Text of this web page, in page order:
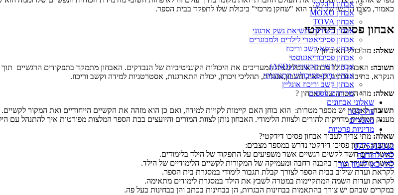
אבחון דידקטי
אבחון MOXO
אבחון TOVA
אבחון כשירות לנשיאת נשק ארגוני
אבחון פסיכיאטרי לילדים ולמבוגרים
אבחון רופא קשב וריכוז
אבחון פסיכודיאגנוסטי
אבחון קשיי תקשורת (ASD)
אבחון נוירו-פסיכולוגי התנהגותי
אבחון קשב וריכוז אונליין
שרותים נוספים
שאלוני אבחונים
צרו קשר
מאמרים
מדיניות פרטיות
0775315312
לחץ להודעה
לחץ כאן לזימון תור
כאמור, מצבו הרגשי של הילד הוא "שחקן מרכזי" ביכולת שלו לתפקד בבית הספר.
אבחון פסיכו דידקטי
שאלה: מה כולל האיבחון ?
תשובה: האבחון כולל מבחני אינטליגנציה המעריכים את היכולות הקוגניטיביות של הנבדקים. האבחון מתמקד בתפקודים
הנקרא, כתיבה וכתיב, קריאה, חשבון,אנגלית, תהליכי זיכרון, יכולת התארגנות, אסטרטגיות למידה וקשב וריכוז.
שאלה: מהי המטרה של האבחון ?
תשובה:לאבחון יש מספר מטרות: הוא בוחן האם קיימות לקויות למידה, ואם כן הוא מזהה את הקשיים הייחודיים ואת המקור
מעניק המלצות מדויקות להורים ולצוות הלימודי. האבחון נותן לצוות המורים והיועצים בבת הספר המלצות מפורטות איך להתנהל עם
שאלה: מתי צריך לעבור אבחון פסיכו דידקטי?
תשובה:אבחון פסיכו דידקטי נדרש במספר מצבים:
כאשר קיים חשד לקשים רגשיים אשר משפיעים על התפקוד של הילד בלימודים.
כאשר מתעורר צורך בהבנה רחבה ומעמיקה של המקורות לקשיים הלימודיים של הילד.
לקראת ועדת שילוב בבית הספר לצורך קבלת תגבור לימודי במסגרת בית הספר.
לקראת ועדות השמה המתקיימות במטרה לשבץ את הילד במסגרת לימודים מתאימה.
במקרים שבהם יש צורך בהתאמות בבחינות הבגרות, הן בבחינות בכתב והן בבחינות בעל פה.